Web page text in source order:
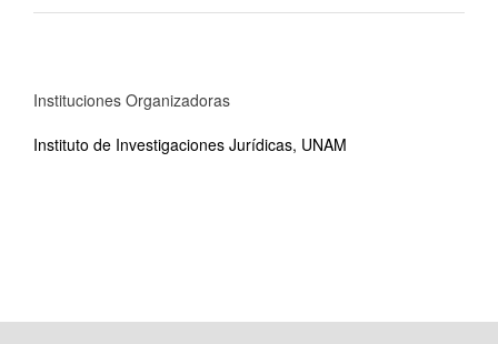
Instituciones Organizadoras
Instituto de Investigaciones Jurídicas, UNAM